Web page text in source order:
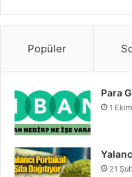
Popüler
Para
1
21